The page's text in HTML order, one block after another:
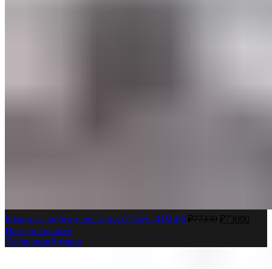
Комплект мебели для завода Гефест-НМ-06 ₽77330 ₽73000
Назад к товарам
Следующий товар